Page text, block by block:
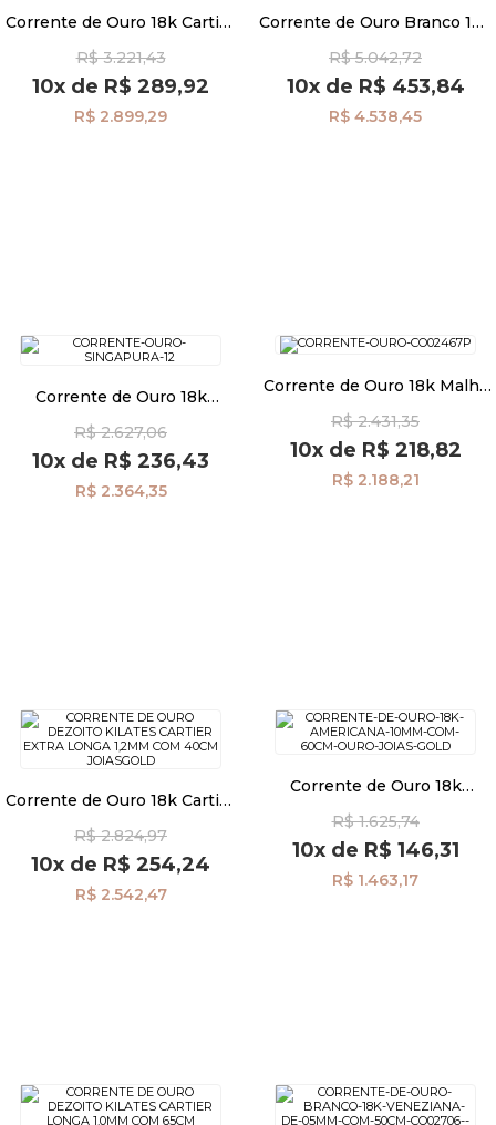
Corrente de Ouro 18k Cartier
co01507
R$ 3.221,43
10x de R$ 289,92
R$ 2.899,29
Corrente de Ouro Branco 18k
60cm co03223
R$ 5.042,72
10xde R$ 453,84
R$ 4.538,45
Corrente de Ouro 18k
40cm co01672
R$ 2.627,06
10x de R$ 236,43
R$ 2.364,35
Corrente de Ouro 18k Malha
co02468
R$ 2.431,35
10xde R$ 218,82
R$ 2.188,21
Corrente de Ouro 18k Cartier
40cm co01545
R$ 2.824,97
10x de R$ 254,24
R$ 2.542,47
Corrente de Ouro 18k
co02546
R$ 1.625,74
10xde R$ 146,31
R$ 1.463,17
Pulseiras
OFERTAS